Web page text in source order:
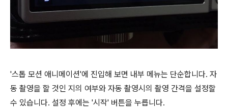
'스톱 모션 애니메이션'에 진입해 보면 내부 메뉴는 단순합니다. 자
동 촬영을 할 것인 지의 여부와 자동 촬영시의 촬영 간격을 설정할
수 있습니다. 설정 후에는 '시작' 버튼을 누릅니다.